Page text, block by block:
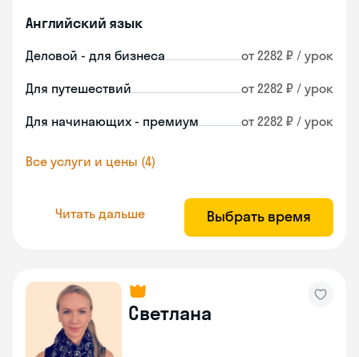
Английский язык
Деловой - для бизнеса от 2282 ₽ / урок
Для путешествий от 2282 ₽ / урок
Для начинающих - премиум от 2282 ₽ / урок
Все услуги и цены (4)
Читать дальше Выбрать время
Светлана